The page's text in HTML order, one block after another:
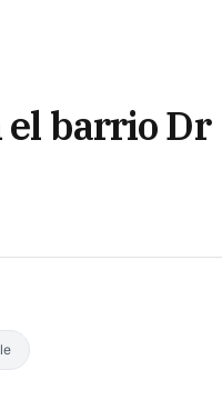
el barrio Dr